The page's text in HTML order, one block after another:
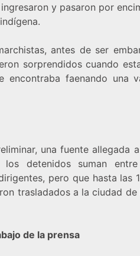
y pasaron por
antes de ser
sorprendidos cuando
encontraba faenando una
una fuente allegada
detenidos suman
pero que hasta las
trasladados a la ciudad
de la prensa